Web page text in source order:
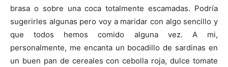
brasa o sobre una coca totalmente escamadas. Podría
sugerirles algunas pero voy a maridar con algo sencillo y
que todos hemos comido alguna vez. A mi,
personalmente, me encanta un bocadillo de sardinas en
un buen pan de cereales con cebolla roja, dulce tomate